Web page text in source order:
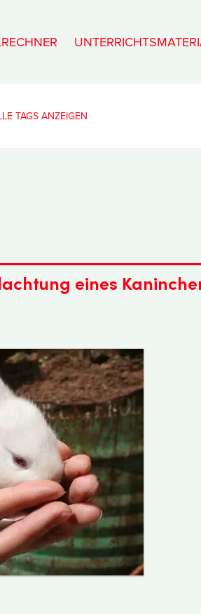
TAGS
eines